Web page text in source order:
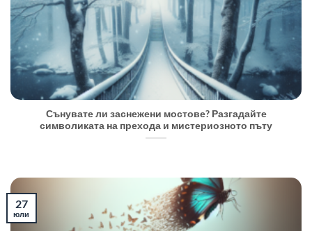
Сънувате ли заснежени мостове? Разгадайте
символиката на прехода и мистериозното пъту
27
юли